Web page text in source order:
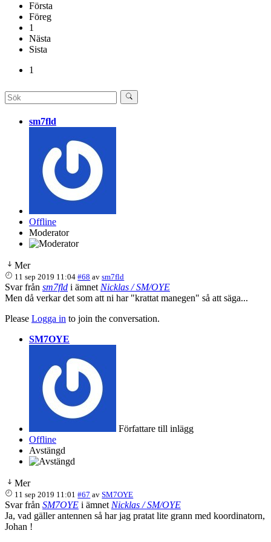
Första
Föreg
1
Nästa
Sista
1
sm7fld
Offline
Moderator
Mer
11 sep 2019 11:04 #68 avsm7fld
Svar från sm7fld i ämnet Nicklas / SM/OYE
Men då verkar det som att ni har "krattat manegen" så att säga...
Please Logga in to join the conversation.
SM7OYE
Författare till inlägg
Offline
Avstängd
Mer
11 sep 2019 11:01 #67 avSM7OYE
Svar från SM7OYE i ämnet Nicklas / SM/OYE
Ja, vad gäller antennen så har jag pratat lite grann med koordinatorn,
Johan !